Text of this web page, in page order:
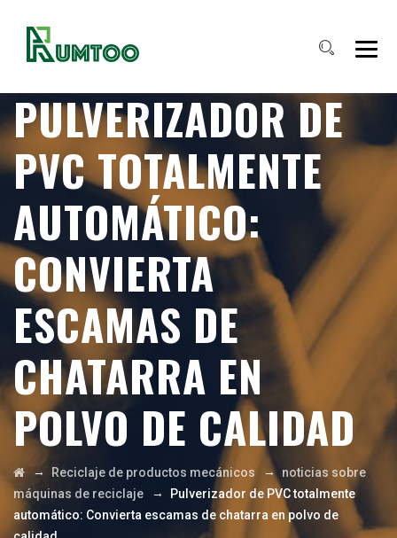
PULVERIZADOR DE
PVC TOTALMENTE
AUTOMÁTICO:
CONVIERTA
ESCAMAS DE
CHATARRA EN
POLVO DE CALIDAD
→ Reciclaje de productos mecánicos → noticias sobre
máquinas de reciclaje →
Pulverizador de PVC totalmente
automático: Convierta escamas de chatarra en polvo de